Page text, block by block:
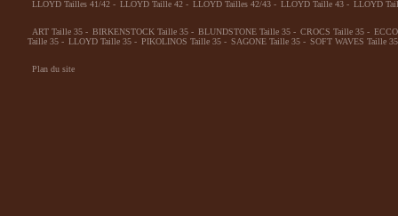
LLOYD Tailles 41/42 - LLOYD Taille 42 - LLOYD Tailles 42/43 - LLOYD Taille 43 - LLOYD
ART Taille 35 - BIRKENSTOCK Taille 35 - BLUNDSTONE Taille 35 - CROCS Taille 35 -
Taille 35 - LLOYD Taille 35 - PIKOLINOS Taille 35 - SAGONE Taille 35 - SOFT WAVES Taille 35
Plan du site